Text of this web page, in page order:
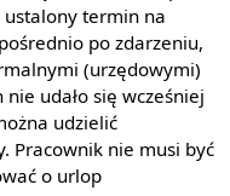
termin na
po zdarzeniu,
(urzędowymi)
udało się wcześniej
udzielić
Pracownik nie musi być
o urlop